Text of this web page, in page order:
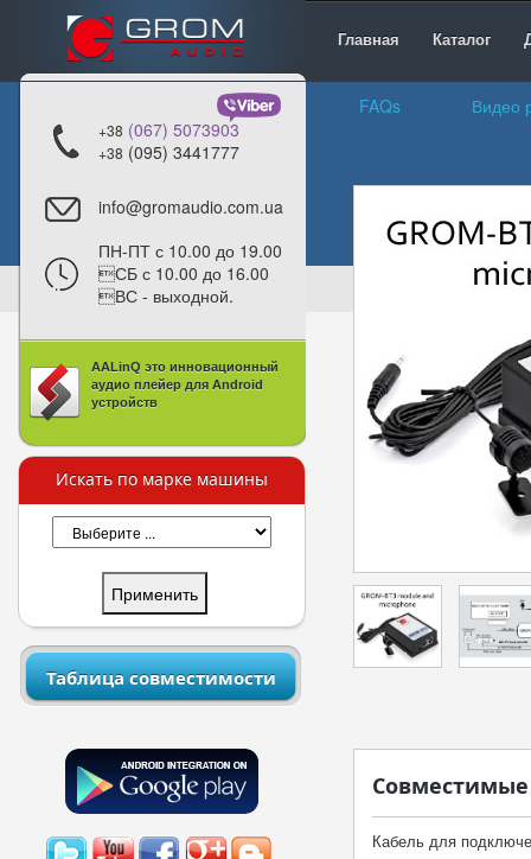
Главная Каталог
+38 (067) 5073903
+38 (095) 3441777
info@gromaudio.com.ua
ПН-ПТ с 10.00 до 19.00
СБ с 10.00 до 16.00
ВС - выходной.
AALinQ это инновационный
аудио плейер для Android
устройств
Искать по марке машины
Таблица совместимости
FAQs Видео
Совместимые
Кабель для